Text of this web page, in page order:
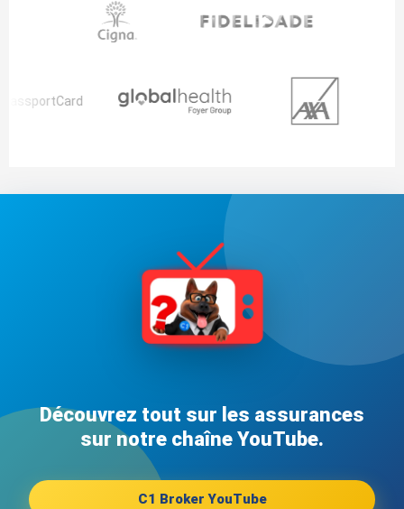
Découvrez tout sur les assurances
sur notre chaîne YouTube.
C1 Broker YouTube